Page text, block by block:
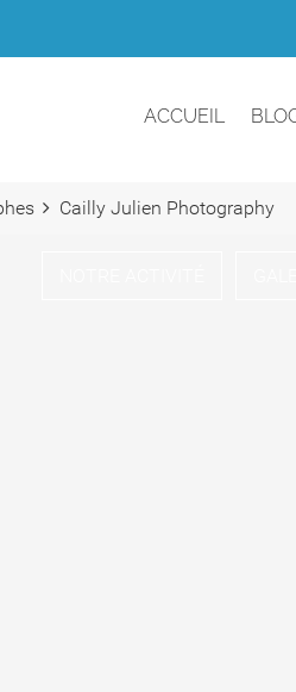
ACCUEIL
Cailly Julien Photography